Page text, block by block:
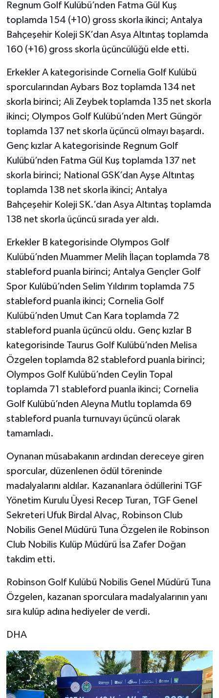
Regnum Golf Kulübü’nden Fatma Gül Kuş
toplamda 154 (+10) gross skorla ikinci; Antalya
Bahçeşehir Koleji SK’dan Asya Altıntaş toplamda
160 (+16) gross skorla üçüncülüğü elde etti.
Erkekler A kategorisinde Cornelia Golf Kulübü
sporcularından Aybars Boz toplamda 134 net
skorla birinci; Ali Zeybek toplamda 135 net skorla
ikinci; Olympos Golf Kulübü’nden Mert Güngör
toplamda 137 net skorla üçüncü olmayı başardı.
Genç kızlar A kategorisinde Regnum Golf
Kulübü’nden Fatma Gül Kuş toplamda 137 net
skorla birinci; National GSK’dan Ayşe Altıntaş
toplamda 138 net skorla ikinci; Antalya
Bahçeşehir Koleji SK.’dan Asya Altıntaş toplamda
138 net skorla üçüncü sırada yer aldı.
Erkekler B kategorisinde Olympos Golf
Kulübü’nden Muammer Melih İlaçan toplamda 78
stableford puanla birinci; Antalya Gençler Golf
Spor Kulübü’nden Selim Yıldırım toplamda 75
stableford puanla ikinci; Cornelia Golf
Kulübü’nden Umut Can Kara toplamda 72
stableford puanla üçüncü oldu. Genç kızlar B
kategorisinde Taurus Golf Kulübü’nden Melisa
Özgelen toplamda 82 stableford puanla birinci;
Olympos Golf Kulübü’nden Ceylin Topal
toplamda 71 stableford puanla ikinci; Cornelia
Golf Kulübü’nden Aleyna Mutlu toplamda 69
stableford puanla turnuvayı üçüncü olarak
tamamladı.
Oynanan müsabakanın ardından dereceye giren
sporcular, düzenlenen ödül töreninde
madalyalarını aldılar. Kazananlara ödüllerini TGF
Yönetim Kurulu Üyesi Recep Turan, TGF Genel
Sekreteri Ufuk Birdal Alvaç, Robinson Club
Nobilis Genel Müdürü Tuna Özgelen ile Robinson
Club Nobilis Kulüp Müdürü İsa Zafer Doğan
takdim etti.
Robinson Golf Kulübü Nobilis Genel Müdürü Tuna
Özgelen, kazanan sporculara madalyalarının yanı
sıra kulüp adına hediyeler de verdi.
DHA